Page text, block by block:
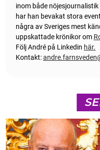
inom både
har han bevakat stora
några av Sveriges mest
uppskattade krönikor om
Följ André på Linkedin här.
Kontakt: